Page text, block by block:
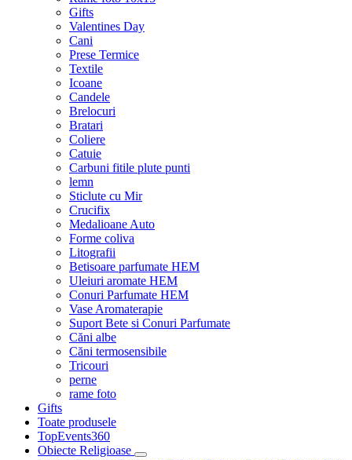
Gifts
Valentines Day
Cani
Prese Termice
Textile
Icoane
Candele
Brelocuri
Bratari
Coliere
Catuie
Carbuni fitile plute punti
lemn
Sticlute cu Mir
Crucifix
Medalioane Auto
Forme coliva
Litografii
Betisoare parfumate HEM
Uleiuri aromate HEM
Conuri Parfumate HEM
Vase Aromaterapie
Suport Bete si Conuri Parfumate
Căni albe
Căni termosensibile
Tricouri
perne
rame foto
Gifts
Toate produsele
TopEvents360
Obiecte Religioase